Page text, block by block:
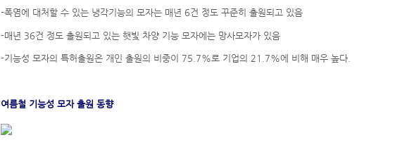
-폭염에 대처할 수 있는 냉각기능의 모자는 매년 6건 정도 꾸준히 출원되고 있음
-매년 36건 정도 출원되고 있는 햇빛 차양 기능 모자에는 망사모자가 있음
-기능성 모자의 특허출원은 개인 출원의 비중이 75.7% 로 기업의 21.7%에 비해 매우 높다
여름철 기능성 모자 출원 동향